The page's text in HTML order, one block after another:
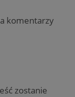
komentarzy
zostanie